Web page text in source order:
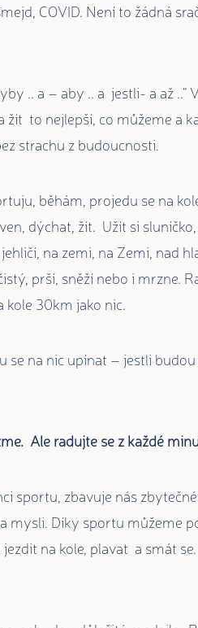
COVID. Není to žádná
.. a – aby .. a jestli- a až ..“
žít to nejlepší, co můžeme a
strachu z budoucnosti.
běhám, projedu se na
dýchat, žít. Užít si
na zemi, na Zemi, nad
prší, sněží nebo i mrzne.
kole 30km jako nic.
se na nic upínat – jestli
Ale radujte se z každé
sportu, zbavuje nás
mysli. Díky sportu můžeme
na kole, plavat a smát